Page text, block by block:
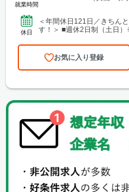
就業時間
休日
＜年間休日121日／きちん
す！＞ ■週休2日制（土日
お気に入り登録